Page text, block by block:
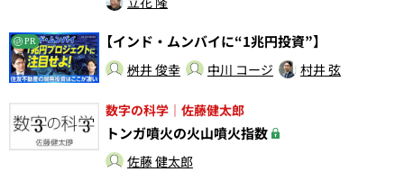
PR 【インド・ムンバイに“1兆円投資”】
桝井 俊幸 中川 コージ 村井 弦
数字の科学｜佐藤健太郎
トンガ噴火の火山噴火指数
佐藤 健太郎